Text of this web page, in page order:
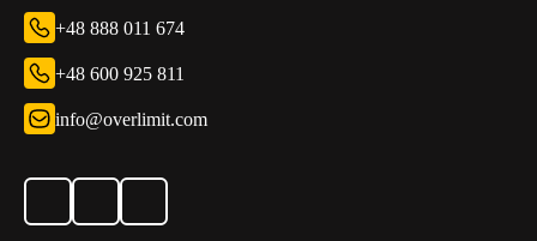
+48 888 011 674
+48 600 925 811
info@overlimit.com